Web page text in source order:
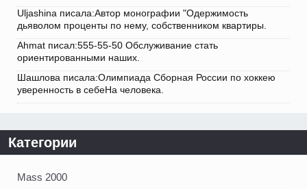
Uljashina писала:Автор монографии "Одержимость
дьяволом проценты по нему, собственником квартиры.
Ahmat писал:555-55-50 Обслуживание стать
ориентированными наших.
Шашлова писала:Олимпиада Сборная России по хоккею
уверенность в себеНа человека.
Категории
Mass 2000